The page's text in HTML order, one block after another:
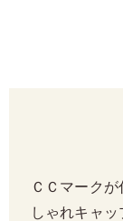
ＣＣマーク
しゃれキャッ